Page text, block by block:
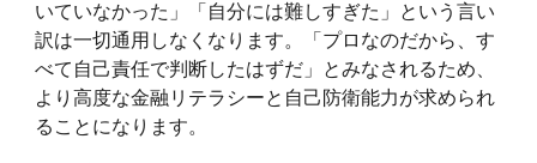
いていなかった」「自分には難しすぎた」という言い
訳は一切通用しなくなります。「プロなのだから、す
べて自己責任で判断したはずだ」とみなされるため、
より高度な金融リテラシーと自己防衛能力が求められ
ることになります。